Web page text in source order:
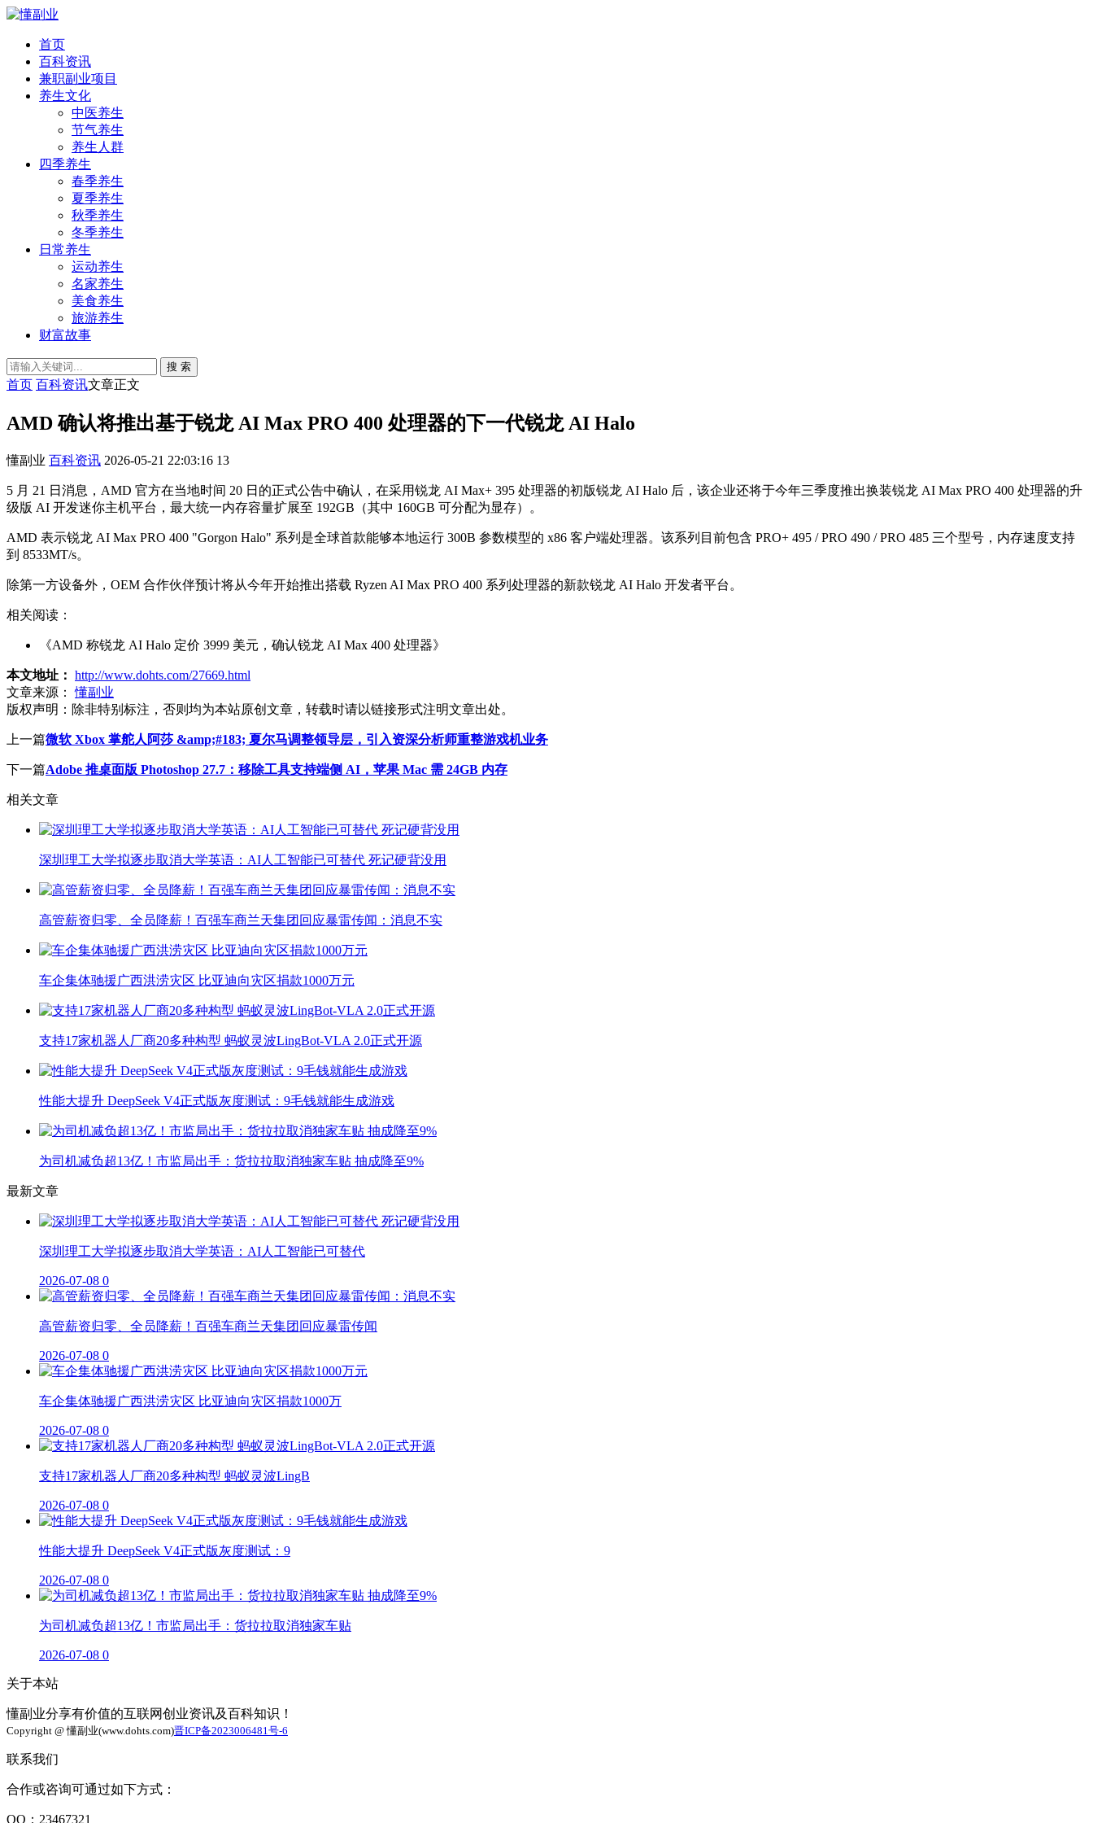
首页
百科资讯
兼职副业项目
养生文化
中医养生
节气养生
养生人群
四季养生
春季养生
夏季养生
秋季养生
冬季养生
日常养生
运动养生
名家养生
美食养生
旅游养生
财富故事
搜 索
首页 百科资讯文章正文
AMD 确认将推出基于锐龙 AI Max PRO 400 处理器的下一代锐龙 AI Halo
懂副业 百科资讯 2026-05-21 22:03:16 13
5 月 21 日消息，AMD 官方在当地时间 20 日的正式公告中确认，在采用锐龙 AI Max+ 395 处理器的初版锐龙 AI Halo 后，该企业还将于今年三季度推出换装锐龙 AI Max PRO 400 处理器的升
级版 AI 开发迷你主机平台，最大统一内存容量扩展至 192GB（其中 160GB 可分配为显存）。
AMD 表示锐龙 AI Max PRO 400 "Gorgon Halo" 系列是全球首款能够本地运行 300B 参数模型的 x86 客户端处理器。该系列目前包含 PRO+ 495 / PRO 490 / PRO 485 三个型号，内存速度支持
到 8533MT/s。
除第一方设备外，OEM 合作伙伴预计将从今年开始推出搭载 Ryzen AI Max PRO 400 系列处理器的新款锐龙 AI Halo 开发者平台。
相关阅读：
《AMD 称锐龙 AI Halo 定价 3999 美元，确认锐龙 AI Max 400 处理器》
本文地址： http://www.dohts.com/27669.html
文章来源：
懂副业
版权声明： 除非特别标注，否则均为本站原创文章，转载时请以链接形式注明文章出处。
上一篇微软 Xbox 掌舵人阿莎 &amp;#183; 夏尔马调整领导层，引入资深分析师重整游戏机业务
下一篇Adobe 推桌面版 Photoshop 27.7：移除工具支持端侧 AI，苹果 Mac 需 24GB 内存
相关文章
深圳理工大学拟逐步取消大学英语：AI人工智能已可替代 死记硬背没用
高管薪资归零、全员降薪！百强车商兰天集团回应暴雷传闻：消息不实
车企集体驰援广西洪涝灾区 比亚迪向灾区捐款1000万元
支持17家机器人厂商20多种构型 蚂蚁灵波LingBot-VLA 2.0正式开源
性能大提升 DeepSeek V4正式版灰度测试：9毛钱就能生成游戏
为司机减负超13亿！市监局出手：货拉拉取消独家车贴 抽成降至9%
最新文章
深圳理工大学拟逐步取消大学英语：AI人工智能已可替代
2026-07-08 0
高管薪资归零、全员降薪！百强车商兰天集团回应暴雷传闻
2026-07-08 0
车企集体驰援广西洪涝灾区 比亚迪向灾区捐款1000万
2026-07-08 0
支持17家机器人厂商20多种构型 蚂蚁灵波LingB
2026-07-08 0
性能大提升 DeepSeek V4正式版灰度测试：9
2026-07-08 0
为司机减负超13亿！市监局出手：货拉拉取消独家车贴
2026-07-08 0
关于本站
懂副业分享有价值的互联网创业资讯及百科知识！
Copyright @ 懂副业(www.dohts.com)晋ICP备2023006481号-6
联系我们
合作或咨询可通过如下方式：
QQ：23467321